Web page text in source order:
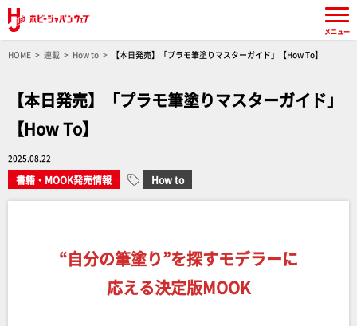
HOME 連載 How to 【本日発売】「プラモ筆塗りマスターガイド」【How To】
【本日発売】「プラモ筆塗りマスターガイド」
【How To】
2025.08.22
書籍・MOOK発売情報 How to
“自分の筆塗り”を探すモデラーに
応える決定版MOOK
メニュー